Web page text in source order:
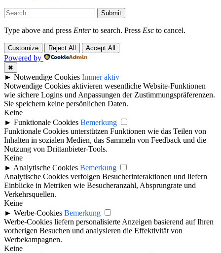
Submit
Type above and press Enterto search. Press Esc to cancel.
Customize Reject All Accept All
Powered by
✖
► Notwendige Cookies Immer aktiv
Notwendige Cookies aktivieren wesentliche Website-Funktionen
wie sichere Logins und Anpassungen der Zustimmungspräferenzen.
Sie speichern keine persönlichen Daten.
Keine
► Funktionale Cookies Bemerkung
Funktionale Cookies unterstützen Funktionen wie das Teilen von
Inhalten in sozialen Medien, das Sammeln von Feedback und die
Nutzung von Drittanbieter-Tools.
Keine
► Analytische Cookies Bemerkung
Analytische Cookies verfolgen Besucherinteraktionen und liefern
Einblicke in Metriken wie Besucheranzahl, Absprungrate und
Verkehrsquellen.
Keine
► Werbe-Cookies Bemerkung
Werbe-Cookies liefern personalisierte Anzeigen basierend auf Ihren
vorherigen Besuchen und analysieren die Effektivität von
Werbekampagnen.
Keine